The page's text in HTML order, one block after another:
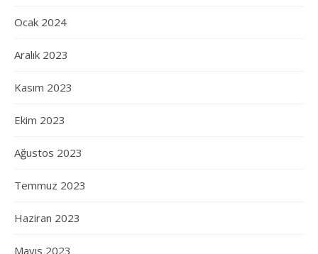
Ocak 2024
Aralık 2023
Kasım 2023
Ekim 2023
Ağustos 2023
Temmuz 2023
Haziran 2023
Mayıs 2023